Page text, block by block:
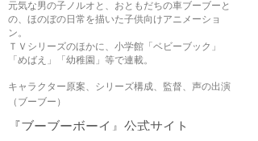
元気な男の子ノルオと、おともだちの車ブーブーと
の、ほのぼの日常を描いた子供向けアニメーショ
ン。
ＴＶシリーズのほかに、小学館「ベビーブック」
「めばえ」「幼稚園」等で連載。
​キャラクター原案、シリーズ構成、監督、声の出演
（ブーブー）
『ブーブーボーイ』公式サイト